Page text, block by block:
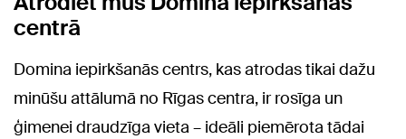
centrā
Domina iepirkšanās centrs, kas atrodas tikai dažu
minūšu attālumā no Rīgas centra, ir rosīga un
ģimenei draudzīga vieta – ideāli piemērota tādai